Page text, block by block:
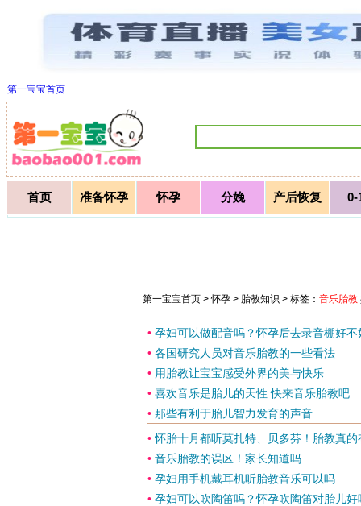
第一宝宝首页
首页 准备怀孕 怀孕 分娩 产后恢复 0-
第一宝宝首页 >怀孕 > 胎教知识 > 标签： 音乐胎教
• 孕妇可以做配音吗？怀孕后去录音棚好不
• 各国研究人员对音乐胎教的一些看法
• 用胎教让宝宝感受外界的美与快乐
• 喜欢音乐是胎儿的天性 快来音乐胎教吧
• 那些有利于胎儿智力发育的声音
•怀胎十月都听莫扎特、贝多芬！胎教真的
• 音乐胎教的误区！家长知道吗
• 孕妇用手机戴耳机听胎教音乐可以吗
• 孕妇可以吹陶笛吗？怀孕吹陶笛对胎儿好